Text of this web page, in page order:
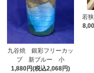
九谷焼 銀彩フリーカッ
プ 新ブルー 小
1,880円(税込2,068円)
若